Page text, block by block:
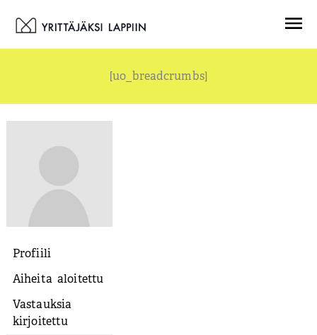
sisältöön
[uo_breadcrumbs]
Profiili
Aiheita aloitettu
Vastauksia
kirjoitettu